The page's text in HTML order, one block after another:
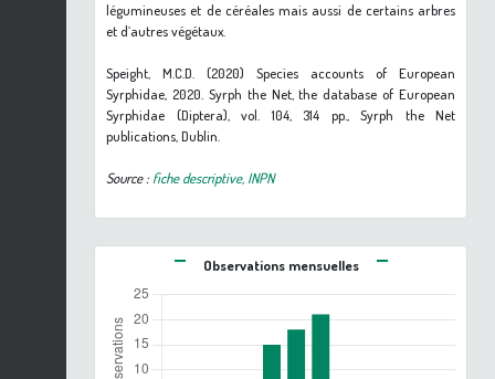
légumineuses et de céréales mais aussi de certains arbres
et d’autres végétaux.
Speight, M.C.D. (2020) Species accounts of European
Syrphidae, 2020. Syrph the Net, the database of European
Syrphidae (Diptera), vol. 104, 314 pp., Syrph the Net
publications, Dublin.
Source : fiche descriptive, INPN
Observations mensuelles